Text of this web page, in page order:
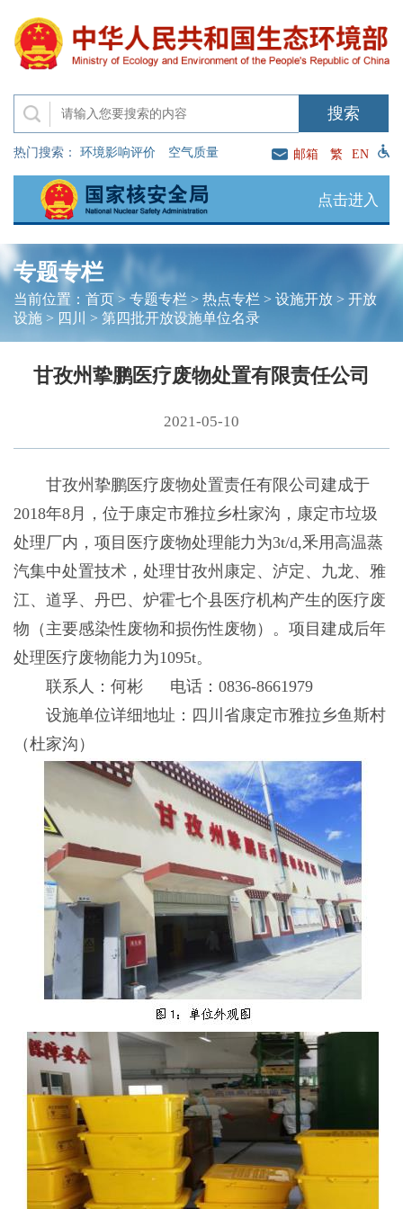
热门搜索： 环境影响评价 空气质量 邮箱 繁 EN
点击进入
专题专栏
当前位置： 首页> 专题专栏> 热点专栏 > 设施开放> 开放
设施> 四川 > 第四批开放设施单位名录
甘孜州挚鹏医疗废物处置有限责任公司
2021-05-10
甘孜州挚鹏医疗废物处置责任有限公司建成于
2018年8月，位于康定市雅拉乡杜家沟，康定市垃圾
处理厂内，项目医疗废物处理能力为3t/d,釆用高温蒸
汽集中处置技术，处理甘孜州康定、泸定、九龙、雅
江、道孚、丹巴、炉霍七个县医疗机构产生的医疗废
物（主要感染性废物和损伤性废物）。项目建成后年
处理医疗废物能力为1095t。
联系人：何彬 电话：0836-8661979
设施单位详细地址：四川省康定市雅拉乡鱼斯村
（杜家沟）